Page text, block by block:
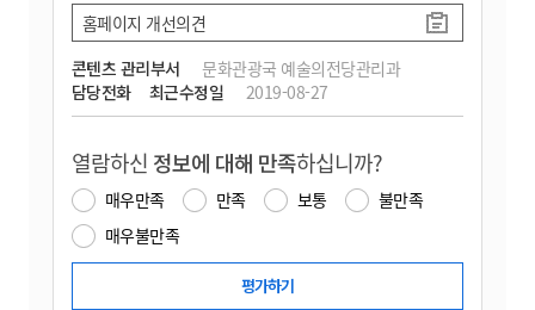
콘텐츠 관리부서
문화관광국 예술의전당관리과
담당전화
최근수정일 2019-08-27
홈페이지 개선의견
열람하신 정보에 대해 만족하십니까?
매우만족 만족 보통
불만족
매우불만족